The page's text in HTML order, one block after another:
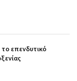
επενδυτικό